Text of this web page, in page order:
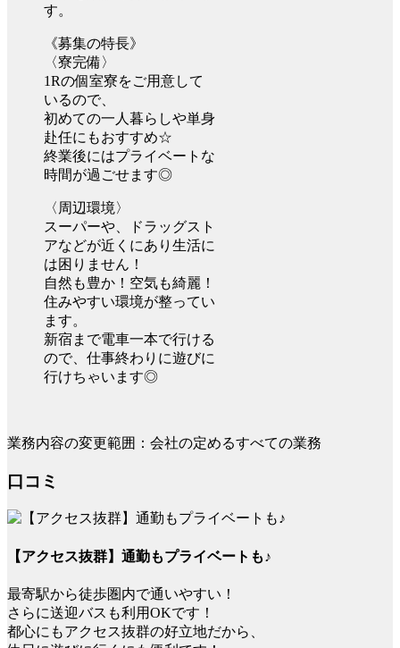
す。
《募集の特長》
〈寮完備〉
1Rの個室寮をご用意して
いるので、
初めての一人暮らしや単身
赴任にもおすすめ☆
終業後にはプライベートな
時間が過ごせます◎
〈周辺環境〉
スーパーや、ドラッグスト
アなどが近くにあり生活に
は困りません！
自然も豊か！空気も綺麗！
住みやすい環境が整ってい
ます。
新宿まで電車一本で行ける
ので、仕事終わりに遊びに
行けちゃいます◎
業務内容の変更範囲：会社の定めるすべての業務
口コミ
【アクセス抜群】通勤もプライベートも♪
最寄駅から徒歩圏内で通いやすい！
さらに送迎バスも利用OKです！
都心にもアクセス抜群の好立地だから、